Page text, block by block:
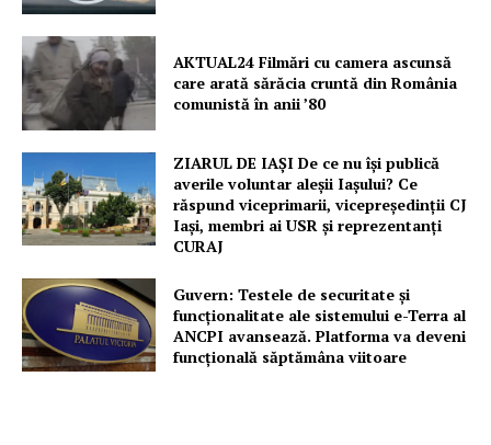
AKTUAL24 Filmări cu camera ascunsă
care arată sărăcia cruntă din România
comunistă în anii ’80
ZIARUL DE IAȘI De ce nu își publică
averile voluntar aleșii Iașului? Ce
răspund viceprimarii, vicepreședinții CJ
Iași, membri ai USR și reprezentanți
CURAJ
Guvern: Testele de securitate și
funcționalitate ale sistemului e-Terra al
ANCPI avansează. Platforma va deveni
funcțională săptămâna viitoare